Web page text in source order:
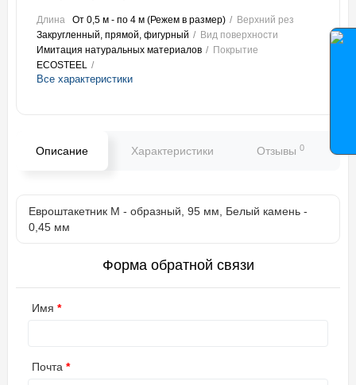
Длина От 0,5 м - по 4 м (Режем в размер)
Верхний рез
Закругленный, прямой, фигурный
Вид поверхности
Имитация натуральных материалов
Покрытие
ECOSTEEL
Все характеристики
Описание Характеристики Отзывы 0
Евроштакетник М - образный, 95 мм, Белый камень -
0,45 мм
Форма обратной связи
Имя
Почта